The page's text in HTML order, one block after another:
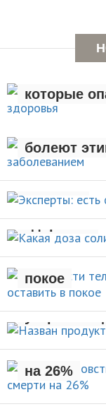
которые
болеют
НОВОСТИ
Эксперты:
полезно
НОВОСТИ
Какая доза
здоровья
НОВОСТИ
Какие
брить, а
покое
УХОД ЗА СОБОЙ
Назван
НОВОСТИ
Раннее
риск
на 26%
НОВОСТИ